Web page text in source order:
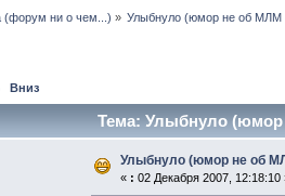
(форум ни о чем...) » Улыбнуло (юмор не об МЛМ
Вниз
Тема: Улыбнуло (юмор
Улыбнуло (юмор не об
« : 02 Декабря 2007, 12:18:10